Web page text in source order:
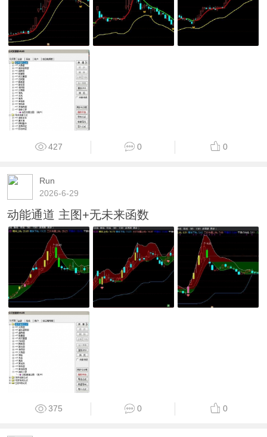
427 0 0
Run
2026-6-29
动能通道 主图+无未来函数
375 0 0